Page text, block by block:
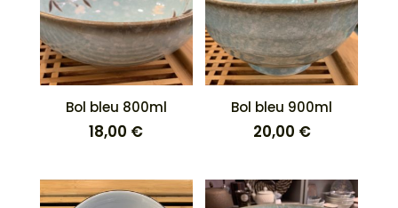
Bol bleu 800ml
18,00 €
Bol bleu 900ml
20,00 €